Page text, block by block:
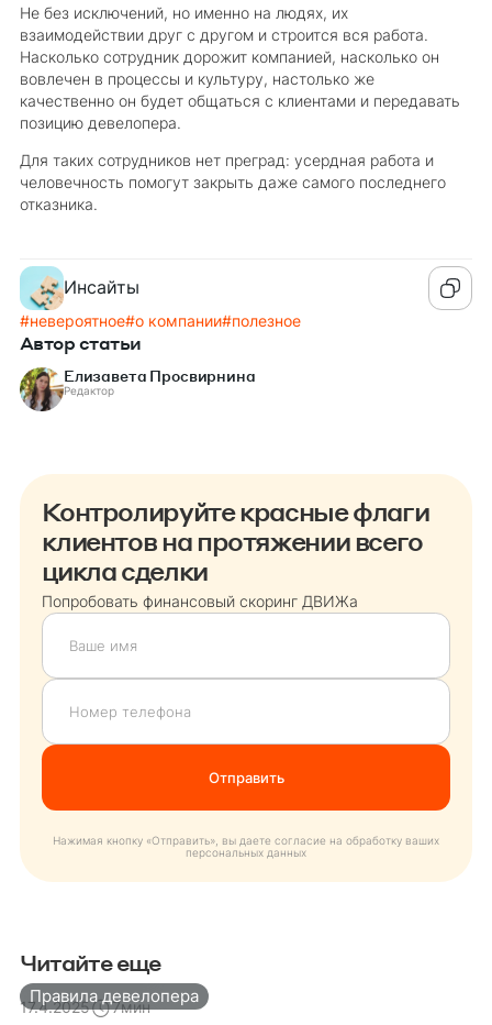
Не без исключений, но именно на людях, их
взаимодействии друг с другом и строится вся работа.
Насколько сотрудник дорожит компанией, насколько он
вовлечен в процессы и культуру, настолько же
качественно он будет общаться с клиентами и передавать
позицию девелопера.
Для таких сотрудников нет преград: усердная работа и
человечность помогут закрыть даже самого последнего
отказника.
Инсайты
#невероятное#о компании#полезное
Автор статьи
Елизавета Просвирнина
Редактор
Контролируйте красные флаги
клиентов на протяжении всего
цикла сделки
Попробовать финансовый скоринг ДВИЖа
Нажимая кнопку «Отправить», вы даете согласие на обработку ваших
персональных данных
Читайте еще
17.4.2025 7мин
Правила девелопера